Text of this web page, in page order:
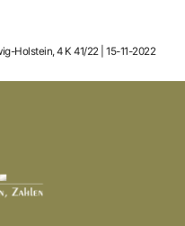
Holstein, 4 K 41/22 | 15-11-2022